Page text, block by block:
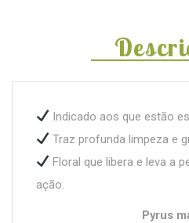
Indicado aos que estão
Traz profunda limpeza e
Floral que libera e leva a
ação.
Pyrus